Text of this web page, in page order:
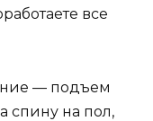
все
— подъем
спину на пол,